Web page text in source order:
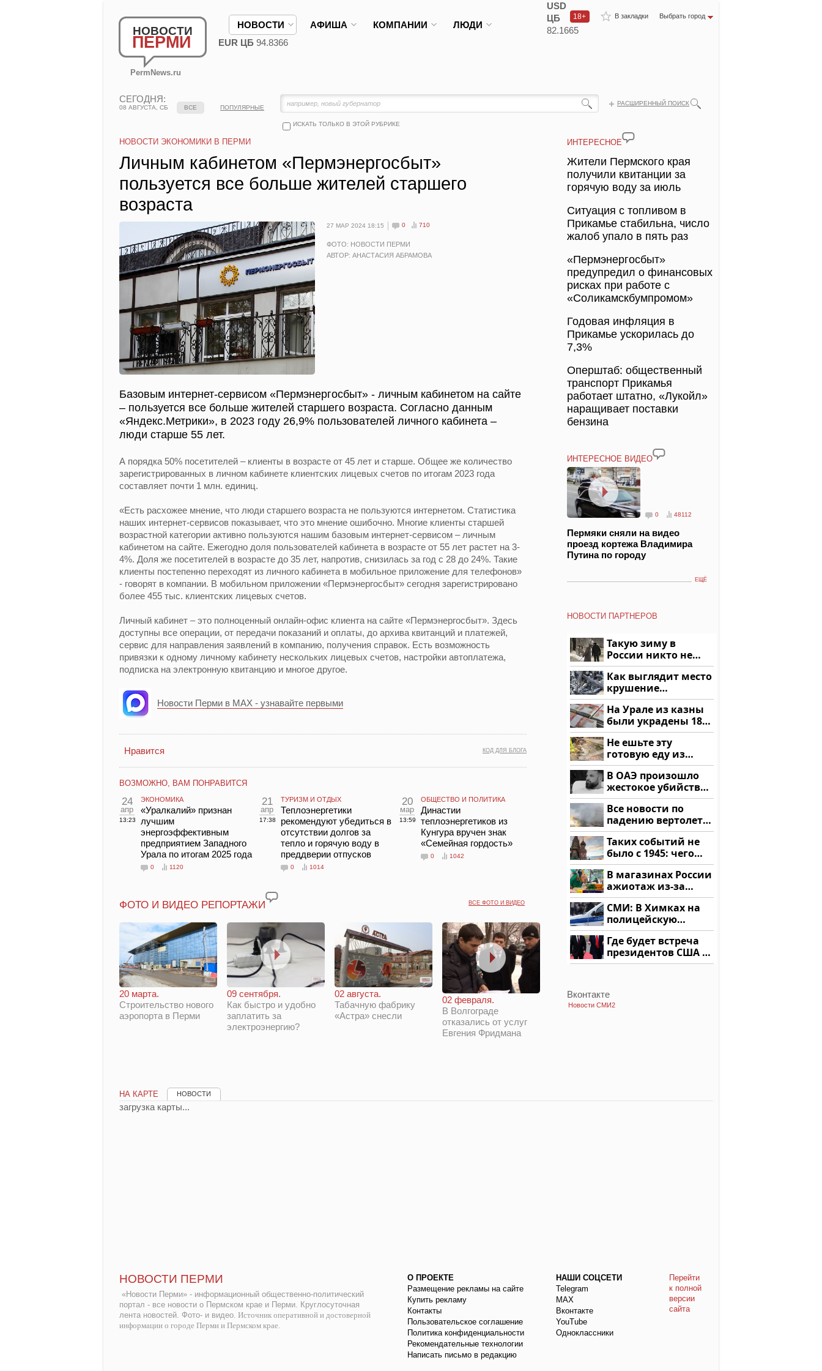
НОВОСТИ
ПЕРМИ
PermNews.ru
В закладки Выбрать город
18+
НОВОСТИ АФИША КОМПАНИИ ЛЮДИ
USD
ЦБ
82.1665
EUR ЦБ 94.8366
СЕГОДНЯ:
08 АВГУСТА, СБ
РАСШИРЕННЫЙ ПОИСК
ИСКАТЬ ТОЛЬКО В ЭТОЙ РУБРИКЕ
ВСЕ ПОПУЛЯРНЫЕ
НОВОСТИ ЭКОНОМИКИ В ПЕРМИ
Личным кабинетом «Пермэнергосбыт»
пользуется все больше жителей старшего
возраста
27 МАР 2024 18:15 0 710
ФОТО: НОВОСТИ ПЕРМИ
АВТОР: АНАСТАСИЯ АБРАМОВА
Базовым интернет-сервисом «Пермэнергосбыт» - личным кабинетом на сайте
– пользуется все больше жителей старшего возраста. Согласно данным
«Яндекс.Метрики», в 2023 году 26,9% пользователей личного кабинета –
люди старше 55 лет.
А порядка 50% посетителей – клиенты в возрасте от 45 лет и старше. Общее же количество
зарегистрированных в личном кабинете клиентских лицевых счетов по итогам 2023 года
составляет почти 1 млн. единиц.
«Есть расхожее мнение, что люди старшего возраста не пользуются интернетом. Статистика
наших интернет-сервисов показывает, что это мнение ошибочно. Многие клиенты старшей
возрастной категории активно пользуются нашим базовым интернет-сервисом – личным
кабинетом на сайте. Ежегодно доля пользователей кабинета в возрасте от 55 лет растет на 3-
4%. Доля же посетителей в возрасте до 35 лет, напротив, снизилась за год с 28 до 24%. Такие
клиенты постепенно переходят из личного кабинета в мобильное приложение для телефонов»
- говорят в компании. В мобильном приложении «Пермэнергосбыт» сегодня зарегистрировано
более 455 тыс. клиентских лицевых счетов.
Личный кабинет – это полноценный онлайн-офис клиента на сайте «Пермэнергосбыт». Здесь
доступны все операции, от передачи показаний и оплаты, до архива квитанций и платежей,
сервис для направления заявлений в компанию, получения справок. Есть возможность
привязки к одному личному кабинету нескольких лицевых счетов, настройки автоплатежа,
подписка на электронную квитанцию и многое другое.
Новости Перми в MAX - узнавайте первыми
КОД ДЛЯ БЛОГА
Нравится
ВОЗМОЖНО, ВАМ ПОНРАВИТСЯ
24
апр
13:23
ЭКОНОМИКА
«Уралкалий» признан
лучшим
энергоэффективным
предприятием Западного
Урала по итогам 2025 года
0 1120
21
апр
17:38
ТУРИЗМ И ОТДЫХ
Теплоэнергетики
рекомендуют убедиться в
отсутствии долгов за
тепло и горячую воду в
преддверии отпусков
0 1014
20
мар
13:59
ОБЩЕСТВО И ПОЛИТИКА
Династии
теплоэнергетиков из
Кунгура вручен знак
«Семейная гордость»
0 1042
ВСЕ ФОТО И ВИДЕО
ФОТО И ВИДЕО РЕПОРТАЖИ
20 марта.
Строительство нового
аэропорта в Перми
09 сентября.
Как быстро и удобно
заплатить за
электроэнергию?
02 августа.
Табачную фабрику
«Астра» снесли
02 февраля.
В Волгограде
отказались от услуг
Евгения Фридмана
ИНТЕРЕСНОЕ
Жители Пермского края
получили квитанции за
горячую воду за июль
Ситуация с топливом в
Прикамье стабильна, число
жалоб упало в пять раз
«Пермэнергосбыт»
предупредил о финансовых
рисках при работе с
«Соликамскбумпромом»
Годовая инфляция в
Прикамье ускорилась до
7,3%
Оперштаб: общественный
транспорт Прикамья
работает штатно, «Лукойл»
наращивает поставки
бензина
ИНТЕРЕСНОЕ ВИДЕО
0 48112
Пермяки сняли на видео
проезд кортежа Владимира
Путина по городу
ЕЩЁ
НОВОСТИ ПАРТНЕРОВ
Такую зиму в
России никто не
ждал: как так?!
Как выглядит место
крушение
вертолета на
Кавказе: смотреть
На Урале из казны
были украдены 18
миллионов рублей
Не ешьте эту
готовую еду из
магазина: список
В ОАЭ произошло
жестокое убийство
криптомиллионера
Все новости по
падению вертолета
на Кавказе: читать
здесь
Таких событий не
было с 1945: чего
ждать всем нам?
В магазинах России
ажиотаж из-за
этого продукта: что
купить?
СМИ: В Химках на
полицейскую
машину напали и
подожгли.
Где будет встреча
президентов США и
России: Европа?
Вконтакте
Новости СМИ2
НА КАРТЕ НОВОСТИ
загрузка карты...
НОВОСТИ ПЕРМИ
«Новости Перми» - информационный общественно-политический
портал - все новости о Пермском крае и Перми. Круглосуточная
лента новостей. Фото- и видео. Источник оперативной и достоверной
информации о городе Перми и Пермском крае.
О ПРОЕКТЕ
Размещение рекламы на сайте
Купить рекламу
Контакты
Пользовательское соглашение
Политика конфиденциальности
Рекомендательные технологии
Написать письмо в редакцию
НАШИ СОЦСЕТИ
Telegram
МАХ
Вконтакте
YouTube
Одноклассники
Перейти
к полной
версии
сайта